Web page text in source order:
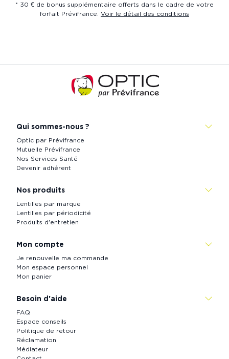
* 30 € de bonus supplémentaire offerts dans le cadre de votre
forfait Prévifrance. Voir le détail des conditions
Accueil
de
Qui sommes-nous ?
Optic par Prévifrance
Mutuelle Prévifrance
Nos Services Santé
Devenir adhérent
Nos produits
Lentilles par marque
Lentilles par périodicité
Produits d'entretien
Mon compte
Je renouvelle ma commande
Mon espace personnel
Mon panier
Besoin d'aide
FAQ
Espace conseils
Politique de retour
Réclamation
Médiateur